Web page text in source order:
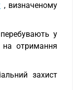
, визначеному
у
на отримання
захист